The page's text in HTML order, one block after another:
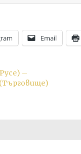
Email
–